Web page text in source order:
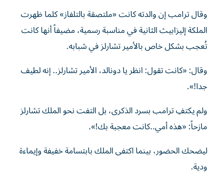
وقال ترامب إن والدته كانت «ملتصقة بالتلفاز» كلما ظهرت
الملكة إليزابيث الثانية في مناسبة رسمية، مضيفاً أنها كانت
تُعجب بشكل خاص بالأمير تشارلز في شبابه.
وقال: «كانت تقول: انظر يا دونالد، الأمير تشارلز.. إنه لطيف
جدا!».
ولم يكتفِ ترامب بسرد الذكرى، بل التفت نحو الملك تشارلز
مازحاً: «هذه أمي..كانت معجبة بك!».
ليضحك الحضور، بينما اكتفى الملك بابتسامة خفيفة وإيماءة
ودية.